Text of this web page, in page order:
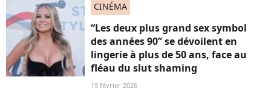
CINÉMA
“Les deux plus grand sex symbol
des années 90” se dévoilent en
lingerie à plus de 50 ans, face au
fléau du slut shaming
19 février 2026